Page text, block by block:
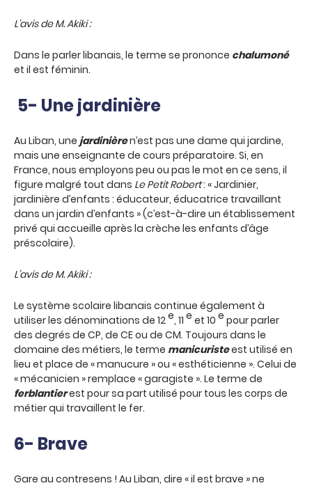
L’avis de M. Akiki :
Dans le parler libanais, le terme se prononce chalumoné
et il est féminin.
5- Une jardinière
Au Liban, une jardinièren’est pas une dame qui jardine,
mais une enseignante de cours préparatoire. Si, en
France, nous employons peu ou pas le mot en ce sens, il
figure malgré tout dans Le Petit Robert: « Jardinier,
jardinière d’enfants : éducateur, éducatrice travaillant
dans un jardin d’enfants » (c’est-à-dire un établissement
privé qui accueille après la crèche les enfants d’âge
préscolaire).
L’avis de M. Akiki :
Le système scolaire libanais continue également à
utiliser les dénominations de 12e, 11 e et 10 e pour parler
des degrés de CP, de CE ou de CM. Toujours dans le
domaine des métiers, le terme manicuristeest utilisé en
lieu et place de « manucure » ou « esthéticienne ». Celui de
« mécanicien » remplace « garagiste ». Le terme de
ferblantierest pour sa part utilisé pour tous les corps de
métier qui travaillent le fer.
6- Brave
Gare au contresens ! Au Liban, dire « il est brave » ne